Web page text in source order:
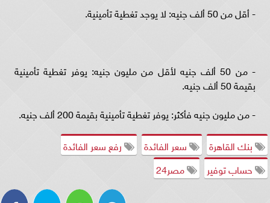
- أقل من 50 ألف جنيه: لا يوجد تغطية تأمينية.
- من 50 ألف جنيه لأقل من مليون جنيه: يوفر تغطية تأمينية
بقيمة 50 ألف جنيه.
- من مليون جنيه فأكثر: يوفر تغطية تأمينية بقيمة 200 ألف جنيه.
بنك القاهرة
سعر الفائدة
رفع سعر الفائدة
حساب توفير
مصر24